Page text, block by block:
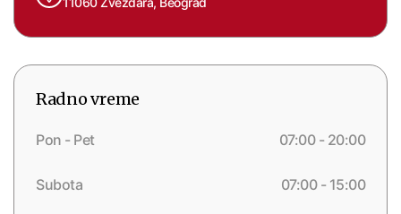
Radno vreme
Pon - Pet 07:00 - 20:00
Subota 07:00 - 15:00